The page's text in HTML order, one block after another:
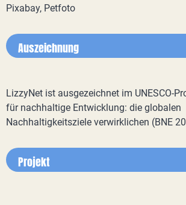
Pixabay, Petfoto
Auszeichnung
LizzyNet ist ausgezeichnet im UNESCO-
für nachhaltige Entwicklung: die globalen
Nachhaltigkeitsziele verwirklichen (BNE
Projekt